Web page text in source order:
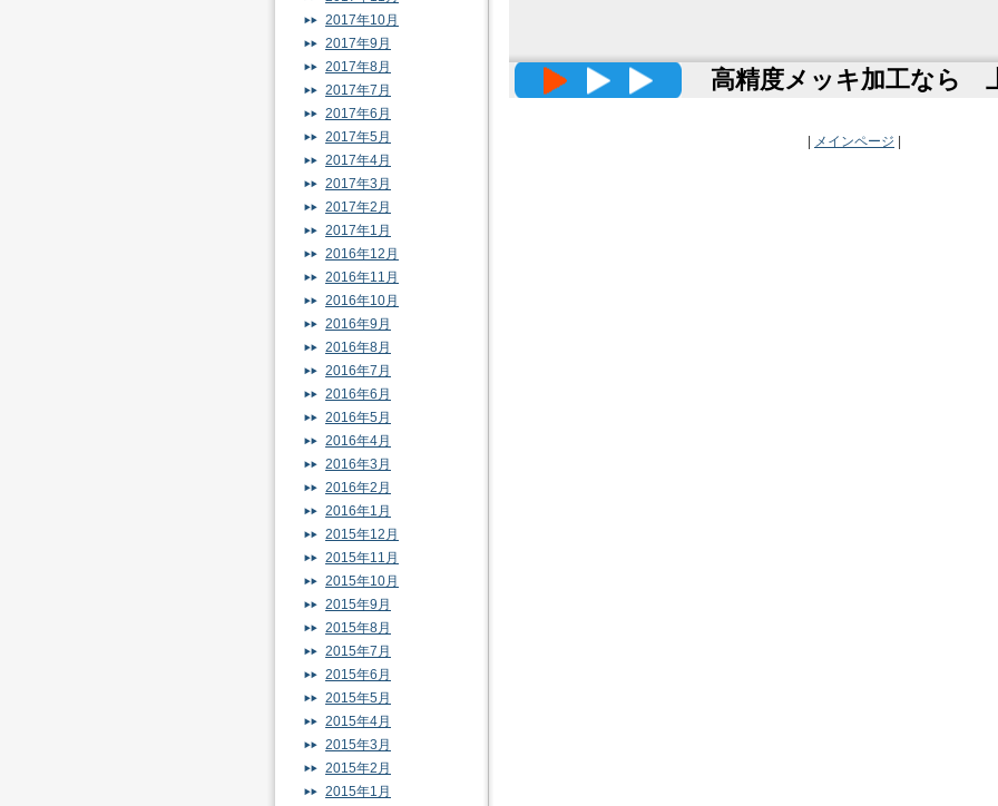
高精度メッキ加工なら 上
メインページ
2017年10月
2017年9月
2017年8月
2017年7月
2017年6月
2017年5月
2017年4月
2017年3月
2017年2月
2017年1月
2016年12月
2016年11月
2016年10月
2016年9月
2016年8月
2016年7月
2016年6月
2016年5月
2016年4月
2016年3月
2016年2月
2016年1月
2015年12月
2015年11月
2015年10月
2015年9月
2015年8月
2015年7月
2015年6月
2015年5月
2015年4月
2015年3月
2015年2月
2015年1月